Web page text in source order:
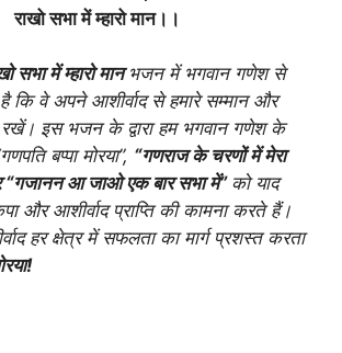
राखो सभा में म्हारो मान।।
सभा में म्हारो मानभजन में भगवान गणेश से
है कि वे अपने आशीर्वाद से हमारे सम्मान और
रखें। इस भजन के द्वारा हम भगवान गणेश के
बप्पा मोरया”, “गणराज के चरणों में मेरा
“गजानन आ जाओ एक बार सभा में” को याद
और आशीर्वाद प्राप्ति की कामना करते हैं।
हर क्षेत्र में सफलता का मार्ग प्रशस्त करता